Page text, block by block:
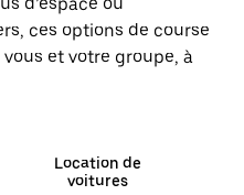
ces options de course
et votre groupe, à
Location de
voitures